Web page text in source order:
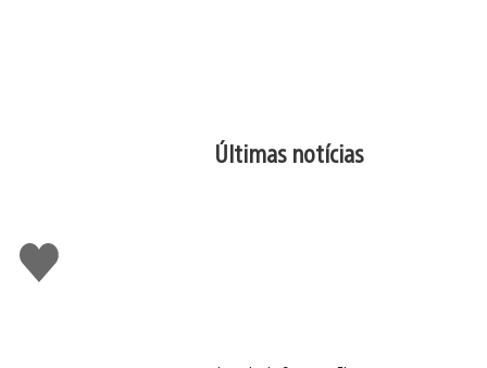
Curtir
Últimas notícias